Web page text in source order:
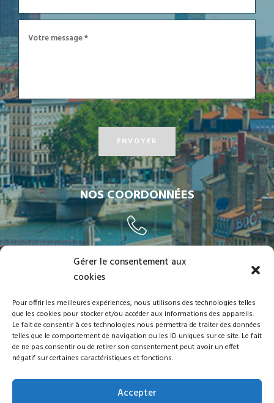
Gérer le consentement aux
cookies
Pour offrir les meilleures expériences, nous utilisons des technologies telles
que les cookies pour stocker et/ou accéder aux informations des appareils.
Le fait de consentir à ces technologies nous permettra de traiter des données
telles que le comportement de navigation ou les ID uniques sur ce site. Le fait
de ne pas consentir ou de retirer son consentement peut avoir un effet
négatif sur certaines caractéristiques et fonctions.
Accepter
NOS COORDONNÉES
04.72.74.27.19
contact@jcna.fr